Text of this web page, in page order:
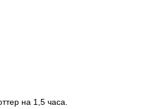
на 1,5 часа.